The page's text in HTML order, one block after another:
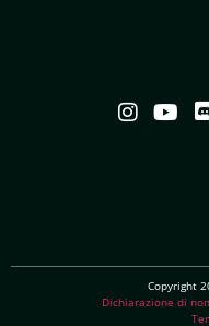
Copyright
Dichiarazione di